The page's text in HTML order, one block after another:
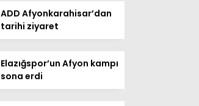
ADD Afyonkarahisar’dan
tarihi ziyaret
Elazığspor’un Afyon kampı
sona erdi